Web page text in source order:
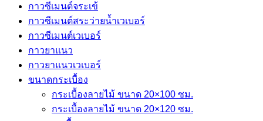
กาวซีเมนต์จระเข้
กาวซีเมนต์สระว่ายนํ้าเวเบอร์
กาวซีเมนต์เวเบอร์
กาวยาแนว
กาวยาแนวเวเบอร์
ขนาดกระเบื้อง
กระเบื้องลายไม้ ขนาด 20×100 ซม.
กระเบื้องลายไม้ ขนาด 20×120 ซม.